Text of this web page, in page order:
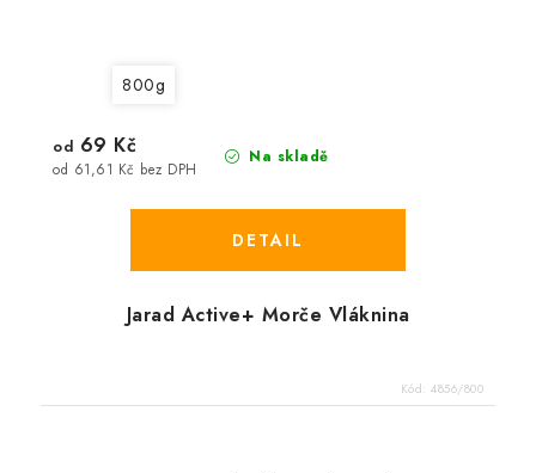
800g
Na skladě
od 61,61 Kč bez DPH
od 69 Kč
Jarad Active+ Morče Vláknina
Kód: 4856/800